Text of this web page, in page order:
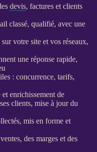
devis, factures et clients
classé, qualifié, avec une
votre site et vos réseaux,
une réponse rapide,
: concurrence, tarifs,
enrichissement de
clients, mise à jour du
mis en forme et
des marges et des